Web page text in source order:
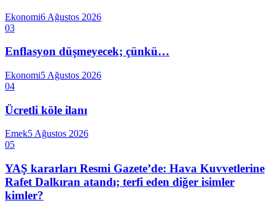
Ekonomi6 Ağustos 2026
03
Enflasyon düşmeyecek; çünkü…
Ekonomi5 Ağustos 2026
04
Ücretli köle ilanı
Emek5 Ağustos 2026
05
YAŞ kararları Resmi Gazete’de: Hava Kuvvetlerine
Rafet Dalkıran atandı; terfi eden diğer isimler
kimler?